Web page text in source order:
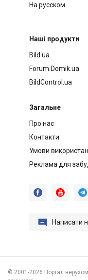
На русском
Наші продукти
Bild.ua
Forum.Domik.ua
BildControl.ua
Загальне
Про нас
Контакти
Умови
Реклама для
  
 Написати
© 2001-2026 Портал